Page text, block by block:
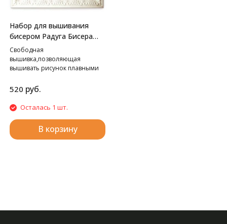
Набор для вышивания
бисером Радуга Бисера
В-508 Путешественница,
13*18 см
Свободная
вышивка,позволяющая
вышивать рисунок плавными
520 руб.
Осталась 1 шт.
В корзину